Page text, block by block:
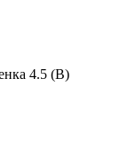
4.5 (B)